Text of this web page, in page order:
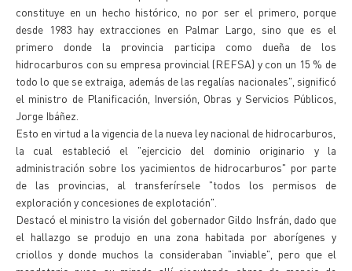
constituye en un hecho histórico, no por ser el primero, porque
desde 1983 hay extracciones en Palmar Largo, sino que es el
primero donde la provincia participa como dueña de los
hidrocarburos con su empresa provincial (REFSA) y con un 15 % de
todo lo que se extraiga, además de las regalías nacionales", significó
el ministro de Planificación, Inversión, Obras y Servicios Públicos,
Jorge Ibáñez.
Esto en virtud a la vigencia de la nueva ley nacional de hidrocarburos,
la cual estableció el "ejercicio del dominio originario y la
administración sobre los yacimientos de hidrocarburos" por parte
de las provincias, al transferírsele "todos los permisos de
exploración y concesiones de explotación".
Destacó el ministro la visión del gobernador Gildo Insfrán, dado que
el hallazgo se produjo en una zona habitada por aborígenes y
criollos y donde muchos la consideraban "inviable", pero que el